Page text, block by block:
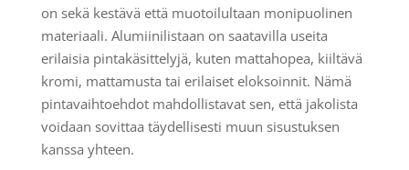
on sekä kestävä että muotoilultaan monipuolinen
materiaali. Alumiinilistaan on saatavilla useita
erilaisia pintakäsittelyjä, kuten mattahopea, kiiltävä
kromi, mattamusta tai erilaiset eloksoinnit. Nämä
pintavaihtoehdot mahdollistavat sen, että jakolista
voidaan sovittaa täydellisesti muun sisustuksen
kanssa yhteen.